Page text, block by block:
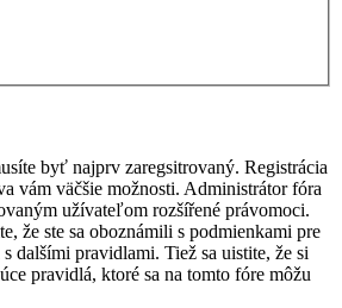
byť najprv zaregsitrovaný. Registrácia
vám väčšie možnosti. Administrátor fóra
užívateľom rozšířené právomoci.
že ste sa oboznámili s podmienkami pre
dalšími pravidlami. Tiež sa uistite, že si
pravidlá, ktoré sa na tomto fóre môžu